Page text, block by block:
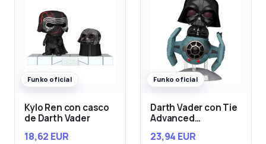
Funko oficial
Kylo Ren con casco
de Darth Vader
18,62 EUR
Funko oficial
Darth Vader con Tie
Advanced
23,94 EUR